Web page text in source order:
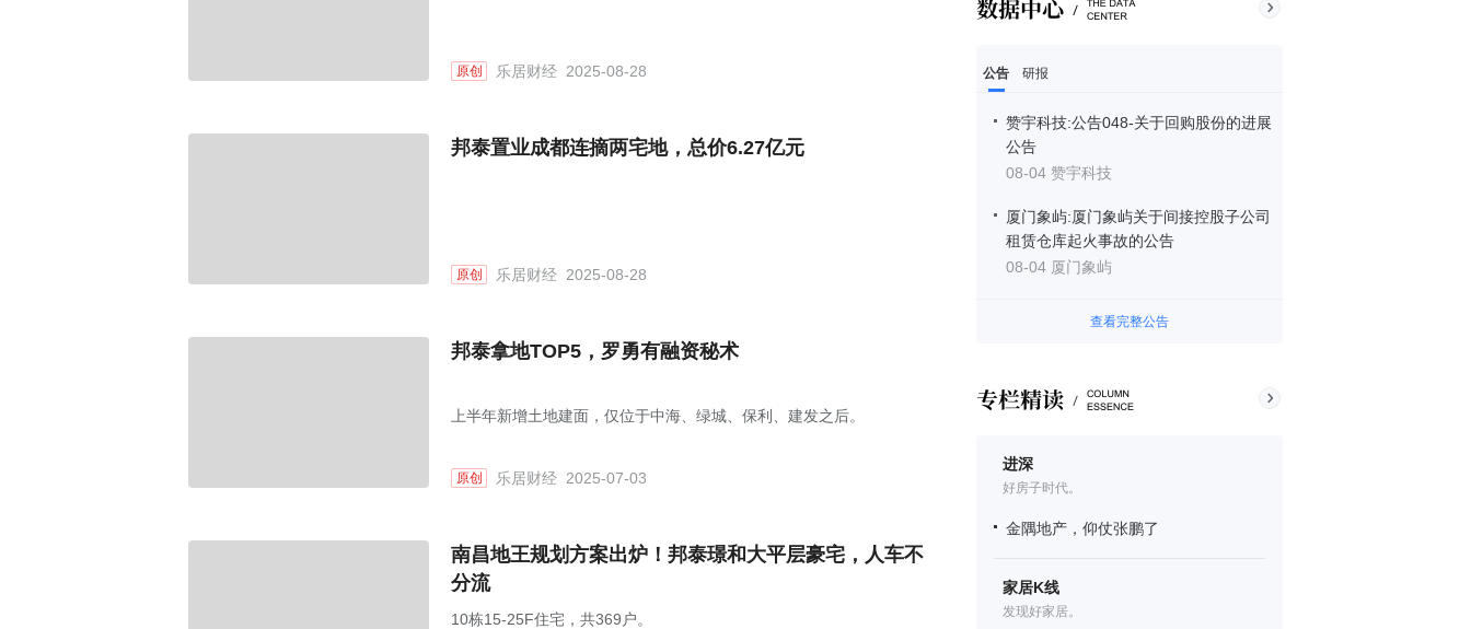
公告 研报
赞宇科技:公告048-关于回购股份的进展
公告
08-04 赞宇科技
厦门象屿:厦门象屿关于间接控股子公司
租赁仓库起火事故的公告
08-04 厦门象屿
查看完整公告
进深
好房子时代。
金隅地产，仰仗张鹏了
家居K线
发现好家居。
原创 乐居财经 2025-08-28
邦泰置业成都连摘两宅地，总价6.27亿元
原创 乐居财经 2025-08-28
邦泰拿地TOP5，罗勇有融资秘术
上半年新增土地建面，仅位于中海、绿城、保利、建发之后。
原创 乐居财经 2025-07-03
南昌地王规划方案出炉！邦泰璟和大平层豪宅，人车不
分流
10栋15-25F住宅，共369户。